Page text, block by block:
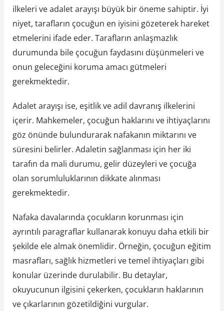
ilkeleri ve adalet arayışı büyük bir öneme sahiptir. İyi
niyet, tarafların çocuğun en iyisini gözeterek hareket
etmelerini ifade eder. Tarafların anlaşmazlık
durumunda bile çocuğun faydasını düşünmeleri ve
onun geleceğini koruma amacı gütmeleri
gerekmektedir.
Adalet arayışı ise, eşitlik ve adil davranış ilkelerini
içerir. Mahkemeler, çocuğun haklarını ve ihtiyaçlarını
göz önünde bulundurarak nafakanın miktarını ve
süresini belirler. Adaletin sağlanması için her iki
tarafın da mali durumu, gelir düzeyleri ve çocuğa
olan sorumluluklarının dikkate alınması
gerekmektedir.
Nafaka davalarında çocukların korunması için
ayrıntılı paragraflar kullanarak konuyu daha etkili bir
şekilde ele almak önemlidir. Örneğin, çocuğun eğitim
masrafları, sağlık hizmetleri ve temel ihtiyaçları gibi
konular üzerinde durulabilir. Bu detaylar,
okuyucunun ilgisini çekerken, çocukların haklarının
ve çıkarlarının gözetildiğini vurgular.